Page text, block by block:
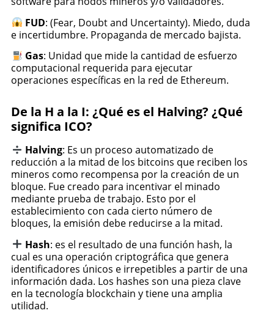
FUD: (Fear, Doubt and Uncertainty). Miedo, duda
e incertidumbre. Propaganda de mercado bajista.
Gas: Unidad que mide la cantidad de esfuerzo
computacional requerida para ejecutar
operaciones específicas en la red de Ethereum.
De la H a la I: ¿Qué es el Halving? ¿Qué
significa ICO?
Halving: Es un proceso automatizado de
reducción a la mitad de los bitcoins que reciben los
mineros como recompensa por la creación de un
bloque. Fue creado para incentivar el minado
mediante prueba de trabajo. Esto por el
establecimiento con cada cierto número de
bloques, la emisión debe reducirse a la mitad.
Hash: es el resultado de una función hash, la
cual es una operación criptográfica que genera
identificadores únicos e irrepetibles a partir de una
información dada. Los hashes son una pieza clave
en la tecnología blockchain y tiene una amplia
utilidad.